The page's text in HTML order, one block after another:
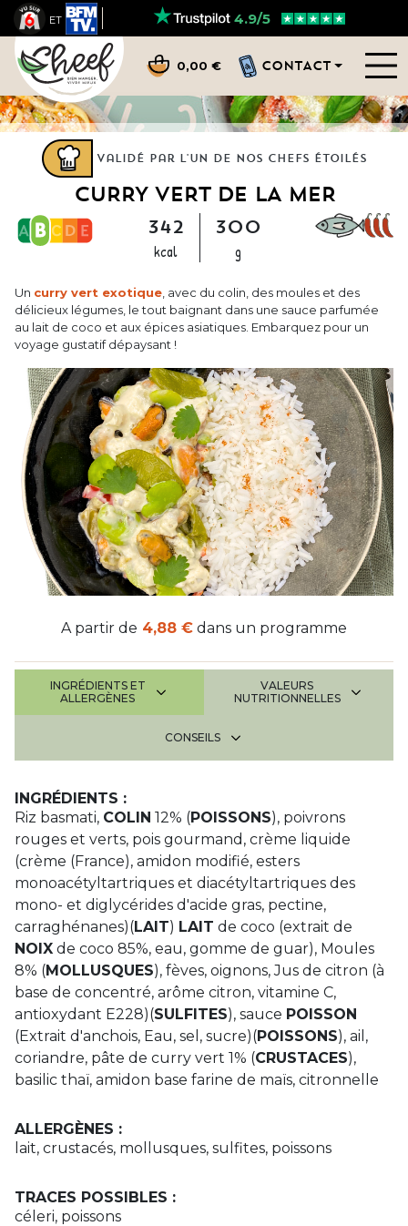
ET 4.9/5
0,00 € CONTACT
Validé par l'un de nos chefs étoilés
CURRY VERT DE LA MER
342
kcal
300
g
Un curry vert exotique , avec du colin, des moules et des
délicieux légumes, le tout baignant dans une sauce parfumée
au lait de coco et aux épices asiatiques. Embarquez pour un
voyage gustatif dépaysant !
A partir de 4,88 € dans un programme
INGRÉDIENTS ET
ALLERGÈNES
VALEURS
NUTRITIONNELLES
CONSEILS
INGRÉDIENTS :
Riz basmati, COLIN 12% (POISSONS), poivrons
rouges et verts, pois gourmand, crème liquide
(crème (France), amidon modifié, esters
monoacétyltartriques et diacétyltartriques des
mono- et diglycérides d'acide gras, pectine,
carraghénanes)(LAIT) LAIT de coco (extrait de
NOIX de coco 85%, eau, gomme de guar), Moules
8% (MOLLUSQUES), fèves, oignons, Jus de citron (à
base de concentré, arôme citron, vitamine C,
antioxydant E228)(SULFITES), sauce POISSON
(Extrait d'anchois, Eau, sel, sucre)(POISSONS), ail,
coriandre, pâte de curry vert 1% (CRUSTACES),
basilic thaï, amidon base farine de maïs, citronnelle
ALLERGÈNES :
lait, crustacés, mollusques, sulfites, poissons
TRACES POSSIBLES :
céleri, poissons